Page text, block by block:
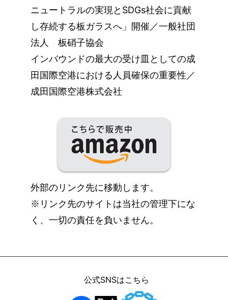
ニュートラルの実現とSDGs社会に貢献
し存続する板ガラスへ」開催／一般社団
法人 板硝子協会
インバウンドの最大の受け皿としての成
田国際空港における人員確保の重要性／
成田国際空港株式会社
外部のリンク先に移動します。
※リンク先のサイトは当社の管理下にな
く、一切の責任を負いません。
公式SNSはこちら